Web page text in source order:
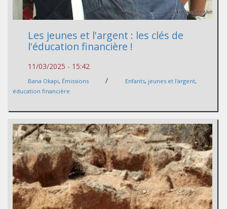
Les jeunes et l'argent : les clés de
l'éducation financière !
11/03/2025 - 15:42
Bana Okapi, Émissions / Enfants, jeunes et l'argent,
éducation financière